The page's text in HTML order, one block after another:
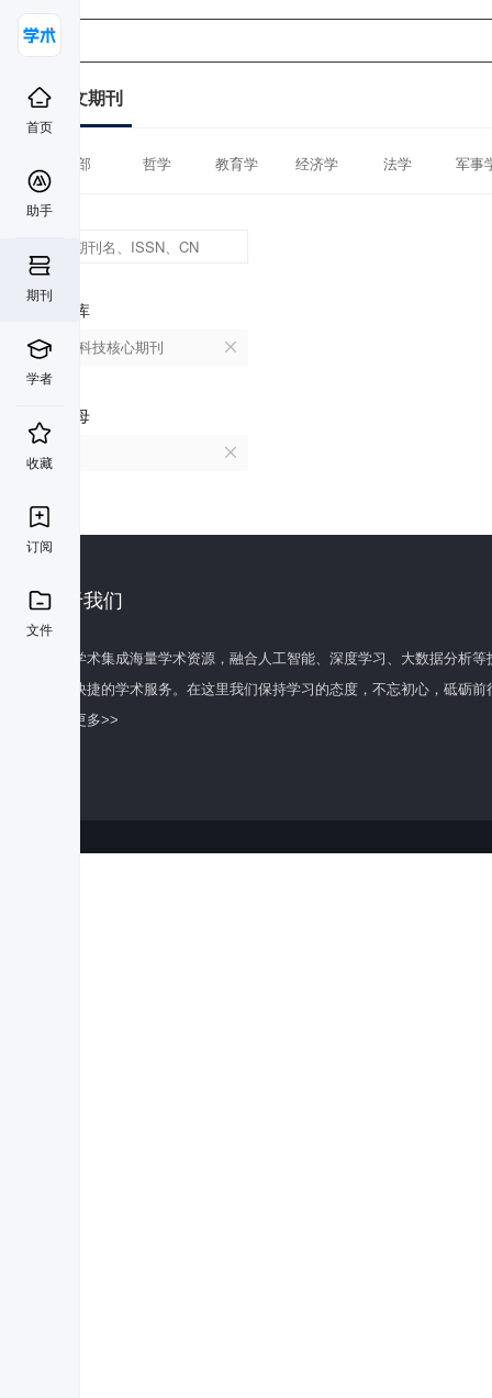
首页
助手
期刊
学者
收藏
订阅
文件
中文期刊
全部 哲学 教育学 经济学 法学 军事
数据库
中国科技核心期刊
首字母
关于我们
百度学术集成海量学术资源，融合人工智能、深度学习、大数据分析
全面快捷的学术服务。在这里我们保持学习的态度，不忘初心，砥砺前
了解更多>>